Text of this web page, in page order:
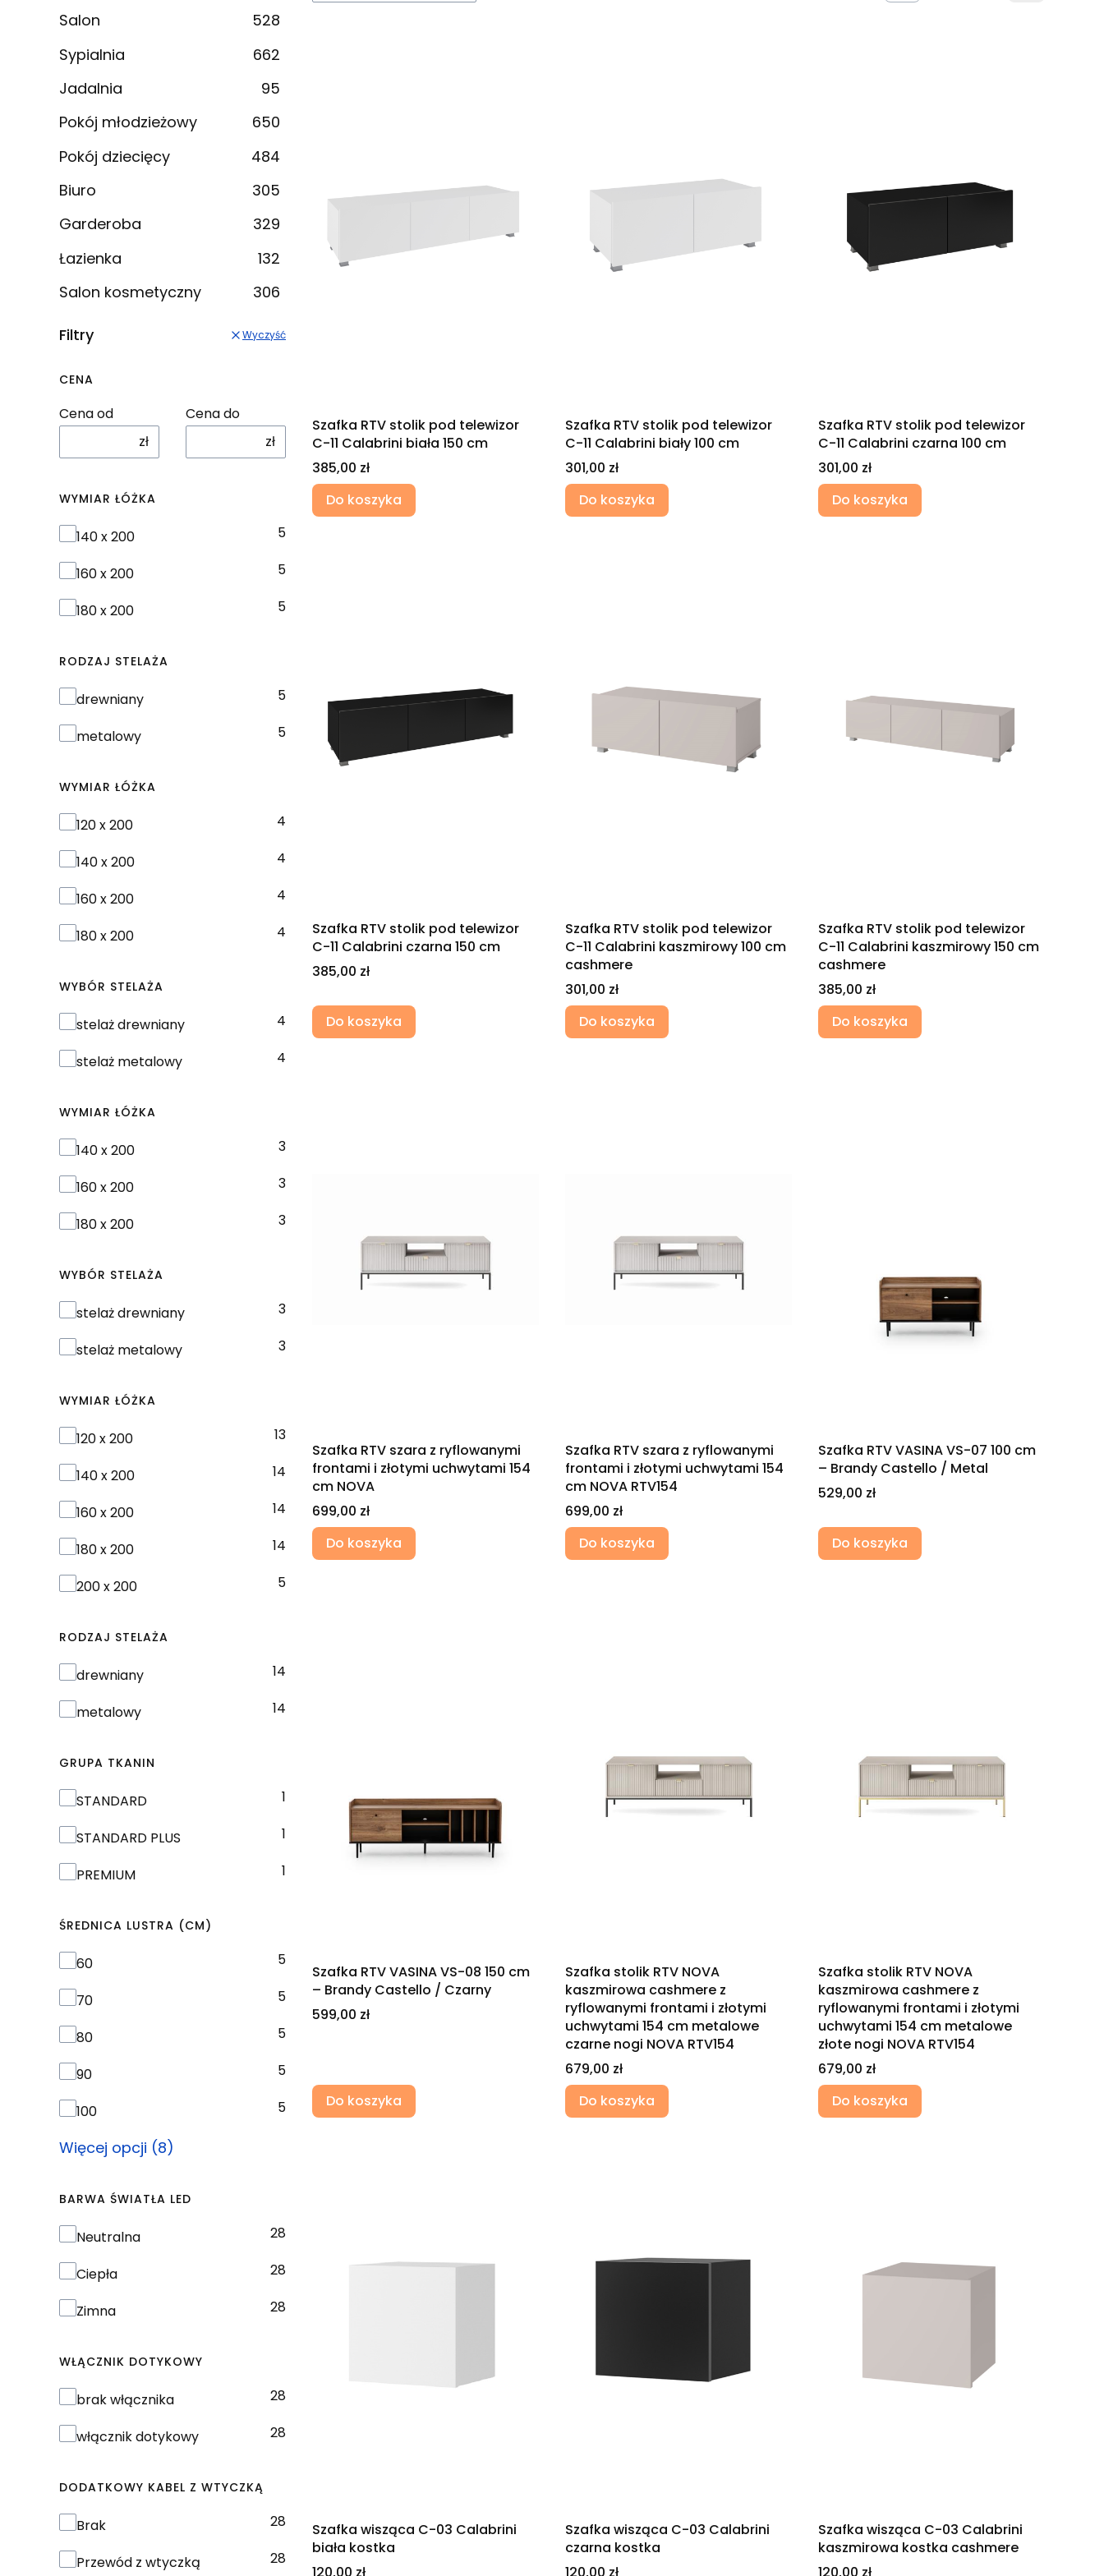
Salon
528
Sypialnia
662
Jadalnia
95
Pokój młodzieżowy
650
Pokój dziecięcy
484
Biuro
305
Garderoba
329
Łazienka
132
Salon kosmetyczny
306
Filtry Wyczyść
CENA
Cena od
zł
Cena do
zł
WYMIAR ŁÓŻKA
Wymiar łóżka
140 x 200 5
160 x 200 5
180 x 200 5
RODZAJ STELAŻA
Rodzaj stelaża
drewniany 5
metalowy 5
WYMIAR ŁÓŻKA
Wymiar łóżka
120 x 200 4
140 x 200 4
160 x 200 4
180 x 200 4
WYBÓR STELAŻA
Wybór stelaża
stelaż drewniany 4
stelaż metalowy 4
WYMIAR ŁÓŻKA
Wymiar łóżka
140 x 200 3
160 x 200 3
180 x 200 3
WYBÓR STELAŻA
Wybór stelaża
stelaż drewniany 3
stelaż metalowy 3
WYMIAR ŁÓŻKA
Wymiar łóżka
120 x 200 13
140 x 200 14
160 x 200 14
180 x 200 14
200 x 200 5
RODZAJ STELAŻA
Rodzaj stelaża
drewniany 14
metalowy 14
GRUPA TKANIN
GRUPA TKANIN
STANDARD 1
STANDARD PLUS 1
PREMIUM 1
ŚREDNICA LUSTRA (CM)
Średnica lustra (cm)
60 5
70 5
80 5
90 5
100 5
Więcej opcji (8)
BARWA ŚWIATŁA LED
Barwa światła LED
Neutralna 28
Ciepła 28
Zimna 28
WŁĄCZNIK DOTYKOWY
Włącznik dotykowy
brak włącznika 28
włącznik dotykowy 28
DODATKOWY KABEL Z WTYCZKĄ
Dodatkowy kabel z wtyczką
Brak 28
Przewód z wtyczką 28
Szafka RTV stolik pod telewizor
C-11 Calabrini biała 150 cm
Cena
385,00 zł
Do koszyka
Szafka RTV stolik pod telewizor
C-11 Calabrini biały 100 cm
Cena
301,00 zł
Do koszyka
Szafka RTV stolik pod telewizor
C-11 Calabrini czarna 100 cm
Cena
301,00 zł
Do koszyka
Szafka RTV stolik pod telewizor
C-11 Calabrini czarna 150 cm
Cena
385,00 zł
Do koszyka
Szafka RTV stolik pod telewizor
C-11 Calabrini kaszmirowy 100 cm
cashmere
Cena
301,00 zł
Do koszyka
Szafka RTV stolik pod telewizor
C-11 Calabrini kaszmirowy 150 cm
cashmere
Cena
385,00 zł
Do koszyka
Szafka RTV szara z ryflowanymi
frontami i złotymi uchwytami 154
cm NOVA
Cena
699,00 zł
Do koszyka
Szafka RTV szara z ryflowanymi
frontami i złotymi uchwytami 154
cm NOVA RTV154
Cena
699,00 zł
Do koszyka
Szafka RTV VASINA VS-07 100 cm
– Brandy Castello / Metal
Cena
529,00 zł
Do koszyka
Szafka RTV VASINA VS-08 150 cm
– Brandy Castello / Czarny
Cena
599,00 zł
Do koszyka
Szafka stolik RTV NOVA
kaszmirowa cashmere z
ryflowanymi frontami i złotymi
uchwytami 154 cm metalowe
czarne nogi NOVA RTV154
Cena
679,00 zł
Do koszyka
Szafka stolik RTV NOVA
kaszmirowa cashmere z
ryflowanymi frontami i złotymi
uchwytami 154 cm metalowe
złote nogi NOVA RTV154
Cena
679,00 zł
Do koszyka
Szafka wisząca C-03 Calabrini
biała kostka
Cena
Szafka wisząca C-03 Calabrini
czarna kostka
Cena
Szafka wisząca C-03 Calabrini
kaszmirowa kostka cashmere
Cena